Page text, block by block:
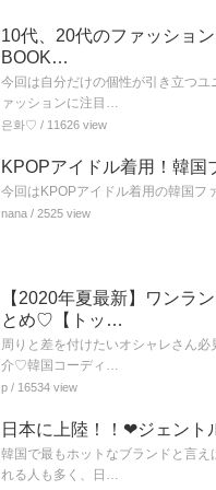
10代、20代のファッショ
BOOK…
今回は自分だけの個性が引き立つ
ァッションに注目…
은화♡ / 11626 view
KPOPアイドル着用！韓国
今回はKPOPアイドル着用の韓国
nana / 2525 view
【2020年夏最新】ワンラ
とめ♡【トッ…
周りと差を付けたいオシャレさん
介♡韓国コーディ…
p / 16534 view
日本に上陸！！❤ジェント
韓国で最もホットなブランドと言
れる人も多く、日…